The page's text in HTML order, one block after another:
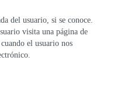
del usuario, si se conoce.
visita una página de
el usuario nos